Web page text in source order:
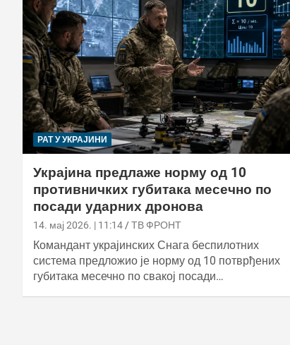
РАТ У УКРАЈИНИ
Украјина предлаже норму од 10
противничких губитака месечно по
посади ударних дронова
14. мај 2026. | 11:14 ТВ ФРОНТ
Командант украјинских Снага беспилотних
система предложио је норму од 10 потврђених
губитака месечно по свакој посади…